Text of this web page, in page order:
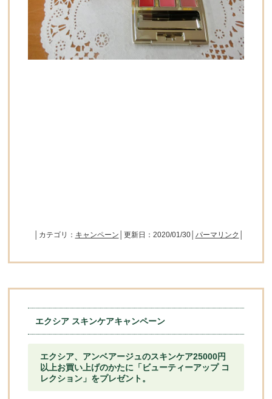
│カテゴリ： キャンペーン │更新日：2020/01/30│ パーマリンク
エクシア スキンケアキャンペーン
エクシア、アンベアージュのスキンケア25000円
以上お買い上げのかたに「ビューティーアップ コ
レクション」をプレゼント。